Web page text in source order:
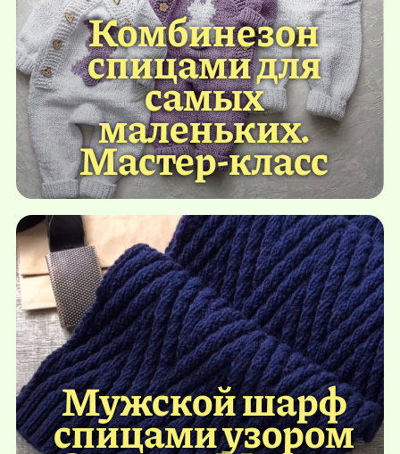
Комбинезон
спицами для
самых
маленьких.
Мастер-класс
Мужской шарф
спицами узором